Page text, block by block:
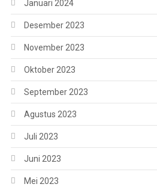
Januari 2024
Desember 2023
November 2023
Oktober 2023
September 2023
Agustus 2023
Juli 2023
Juni 2023
Mei 2023